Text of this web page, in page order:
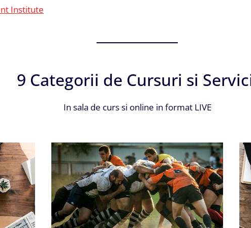
Institute
9 Categorii de Cursuri si
In sala de curs si online in format LIVE